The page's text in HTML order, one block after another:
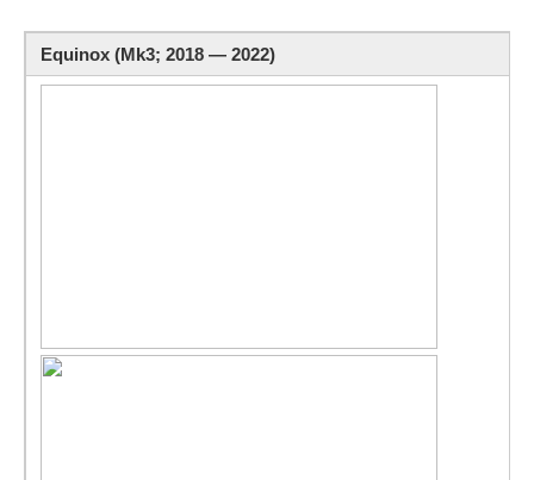
Equinox (Mk3; 2018 — 2022)